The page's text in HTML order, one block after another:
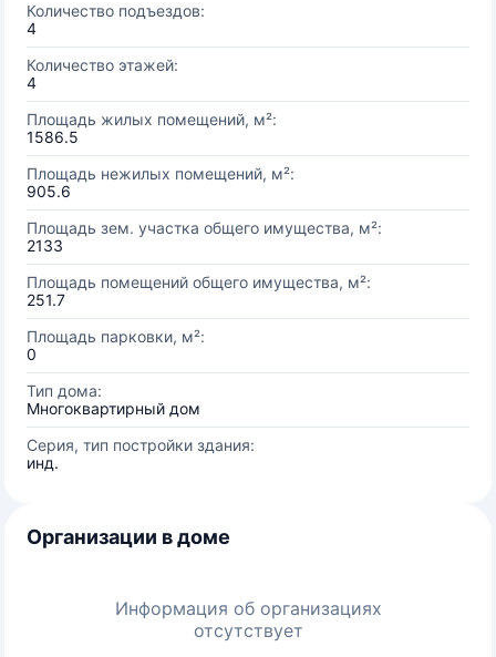
Количество подъездов:
4
Количество этажей:
4
Площадь жилых помещений, м²:
1586.5
Площадь нежилых помещений, м²:
905.6
Площадь зем. участка общего имущества, м²:
2133
Площадь помещений общего имущества, м²:
251.7
Площадь парковки, м²:
0
Тип дома:
Многоквартирный дом
Серия, тип постройки здания:
инд.
Организации в доме
Информация об организациях
отсутствует